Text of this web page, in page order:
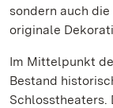
sondern auch
originale
Im Mittelpunkt
Bestand
Schlosstheaters.